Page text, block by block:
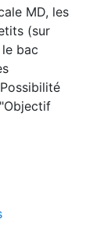
MD, les
(sur
bac